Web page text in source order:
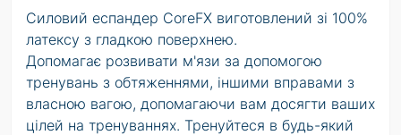
Силовий еспандер CoreFX виготовлений зі 100%
латексу з гладкою поверхнею.
Допомагає розвивати м'язи за допомогою
тренувань з обтяженнями, іншими вправами з
власною вагою, допомагаючи вам досягти ваших
цілей на тренуваннях. Тренуйтеся в будь-який